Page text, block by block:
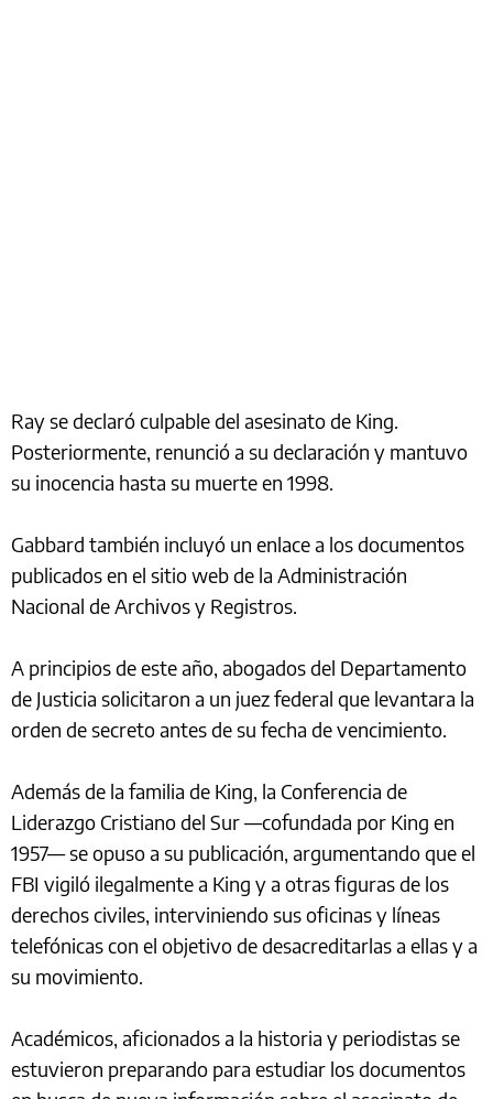
Ray se declaró culpable del asesinato de King.
Posteriormente, renunció a su declaración y mantuvo
su inocencia hasta su muerte en 1998.
Gabbard también incluyó un enlace a los documentos
publicados en el sitio web de la Administración
Nacional de Archivos y Registros.
A principios de este año, abogados del Departamento
de Justicia solicitaron a un juez federal que levantara la
orden de secreto antes de su fecha de vencimiento.
Además de la familia de King, la Conferencia de
Liderazgo Cristiano del Sur —cofundada por King en
1957— se opuso a su publicación, argumentando que el
FBI vigiló ilegalmente a King y a otras figuras de los
derechos civiles, interviniendo sus oficinas y líneas
telefónicas con el objetivo de desacreditarlas a ellas y a
su movimiento.
Académicos, aficionados a la historia y periodistas se
estuvieron preparando para estudiar los documentos